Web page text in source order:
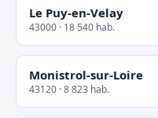
Le Puy-en-Velay
43000 · 18 540 hab.
Monistrol-sur-Loire
43120 · 8 823 hab.